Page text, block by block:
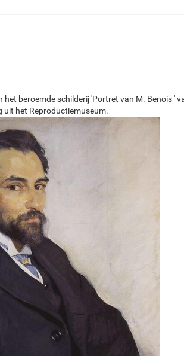
beroemde schilderij 'Portret van M. Benois '
uit het Reproductiemuseum.